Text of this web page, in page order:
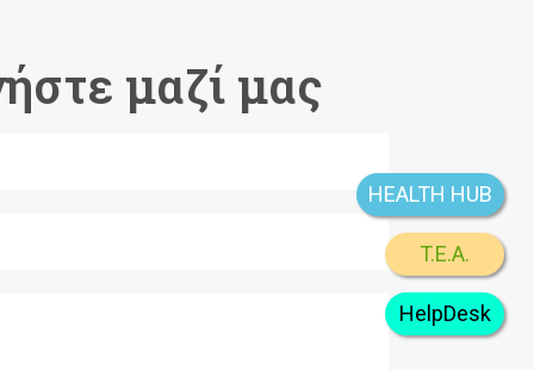
μαζί μας
HelpDesk
T.E.A.
HEALTH HUB